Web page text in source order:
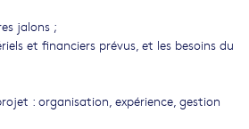
jalons ;
et financiers prévus, et les besoins du
: organisation, expérience, gestion